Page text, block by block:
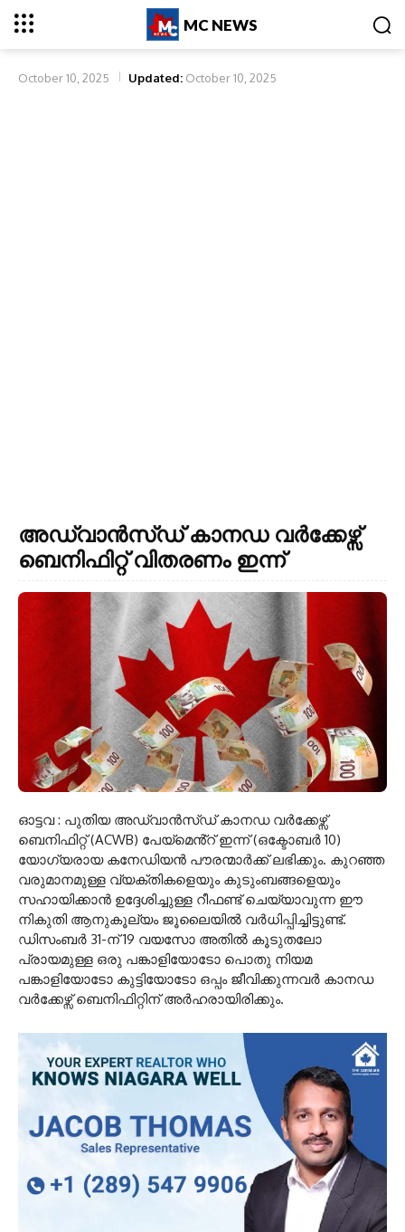
MC NEWS
October 10, 2025 Updated: October 10, 2025
അഡ്വാൻസ്ഡ് കാനഡ വർക്കേഴ്സ്
ബെനിഫിറ്റ് വിതരണം ഇന്ന്
ഓട്ടവ : പുതിയ അഡ്വാൻസ്ഡ് കാനഡ വർക്കേഴ്സ്
ബെനിഫിറ്റ് (ACWB) പേയ്മെൻ്റ് ഇന്ന് (ഒക്ടോബർ 10)
യോഗ്യരായ കനേഡിയൻ പൗരന്മാർക്ക് ലഭിക്കും. കുറഞ്ഞ
വരുമാനമുള്ള വ്യക്തികളെയും കുടുംബങ്ങളെയും
സഹായിക്കാൻ ഉദ്ദേശിച്ചുള്ള റീഫണ്ട് ചെയ്യാവുന്ന ഈ
നികുതി ആനുകൂല്യം ജൂലൈയിൽ വർധിപ്പിച്ചിട്ടുണ്ട്.
ഡിസംബർ 31-ന് 19 വയസോ അതിൽ കൂടുതലോ
പ്രായമുള്ള ഒരു പങ്കാളിയോടോ പൊതു നിയമ
പങ്കാളിയോടോ കുട്ടിയോടോ ഒപ്പം ജീവിക്കുന്നവർ കാനഡ
വർക്കേഴ്സ് ബെനിഫിറ്റിന് അർഹരായിരിക്കും.